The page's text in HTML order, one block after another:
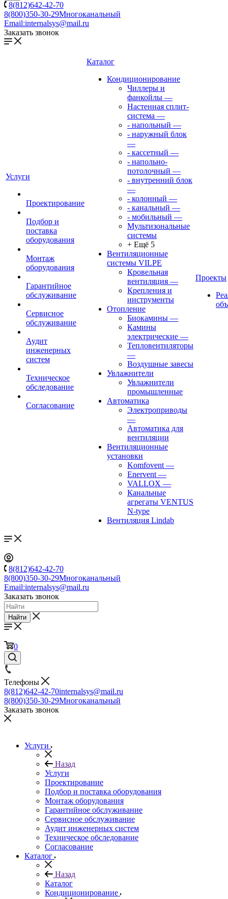
8(812)642-42-70
8(800)350-30-29Многоканальный
Email:internalsys@mail.ru
Заказать звонок
Услуги
Проектирование
Подбор и
поставка
оборудования
Монтаж
оборудования
Гарантийное
обслуживание
Сервисное
обслуживание
Аудит
инженерных
систем
Техническое
обследование
Согласование
Каталог
Кондиционирование
Чиллеры и
фанкойлы —
Настенная сплит-
система —
- напольный —
- наружный блок
—
- кассетный —
- напольно-
потолочный —
- внутренний блок
—
- колонный —
- канальный —
- мобильный —
Мультизональные
системы
+ Ещё 5
Вентиляционные
системы VILPE
Кровельная
вентиляция —
Крепления и
инструменты
Отопление
Биокамины —
Камины
электрические —
Тепловентиляторы
—
Воздушные завесы
Увлажнители
Увлажнители
промышленные
Автоматика
Электроприводы
—
Автоматика для
вентиляции
Вентиляционные
установки
Komfovent —
Enervent —
VALLOX —
Канальные
агрегаты VENTUS
N-type
Вентиляция Lindab
Проекты
8(812)642-42-70
8(800)350-30-29Многоканальный
Email:internalsys@mail.ru
Заказать звонок
Найти
0
Телефоны
8(812)642-42-70internalsys@mail.ru
8(800)350-30-29Многоканальный
Заказать звонок
Услуги
Назад
Услуги
Проектирование
Подбор и поставка оборудования
Монтаж оборудования
Гарантийное обслуживание
Сервисное обслуживание
Аудит инженерных систем
Техническое обследование
Согласование
Каталог
Назад
Каталог
Кондиционирование